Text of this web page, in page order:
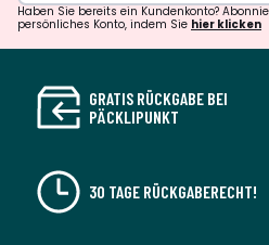
Haben Sie bereits ein Kundenkonto?
persönliches Konto, indem Sie hier klicken
GRATIS RÜCKGABE BEI
PÄCKLIPUNKT
30 TAGE RÜCKGABERECHT!